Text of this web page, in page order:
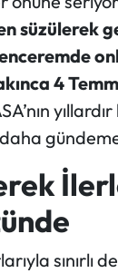
süzülerek
4
gündeme
sınırlı